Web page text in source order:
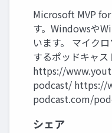
Microsoft MVP
す。Windowsや
います。 マイク
するポッドキャス
https://
podcast/ https://
podcast.com/
シェア